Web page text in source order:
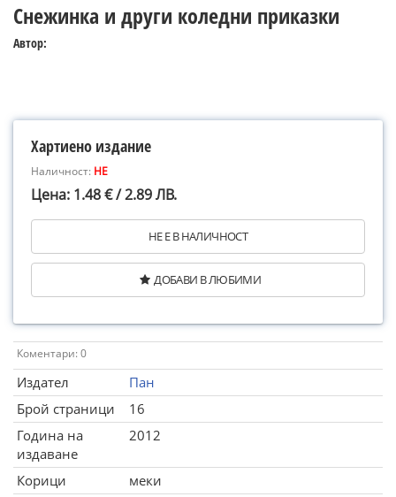
Снежинка и други коледни приказки
Автор:
Хартиено издание
Наличност: НЕ
Цена: 1.48 € / 2.89 ЛВ.
НЕ Е В НАЛИЧНОСТ
ДОБАВИ В ЛЮБИМИ
Коментари: 0
Издател
Пан
Брой страници
16
Година на
издаване
2012
Корици
меки